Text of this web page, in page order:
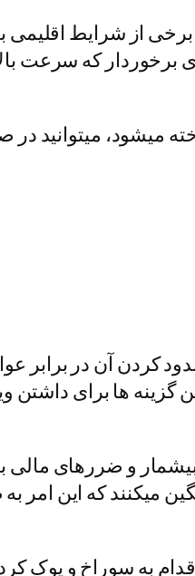
از شرایط اقلیمی
برخوردار که سرعت
میشود، میتوانید
کردن آن در برابر
گزینه ها برای داشتن
و ضررهای مالی
میکنند که این
به سوراخ و پوک